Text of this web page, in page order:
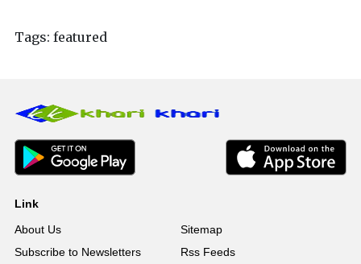
Tags: featured
Link
About Us
Sitemap
Subscribe to Newsletters
Rss Feeds